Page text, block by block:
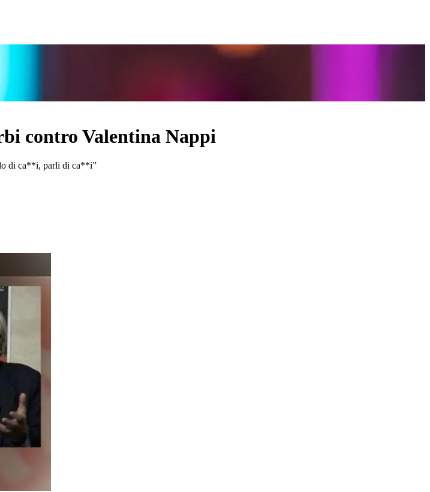
contro Valentina Nappi
di ca**i, parli di ca**i”